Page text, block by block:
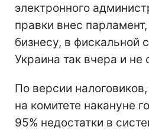
электронного
правки внес
бизнесу, в фискальной
Украина так вчера и не
По версии
на комитете накануне
95% недостатки в